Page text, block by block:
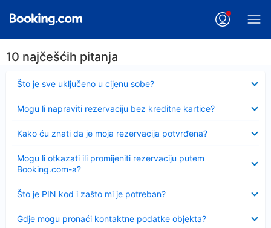
10 najčešćih pitanja
Što je sve uključeno u cijenu sobe?
Sažeto
Mogu li napraviti rezervaciju bez kreditne kartice?
Kako ću znati da je moja rezervacija potvrđena?
Mogu li otkazati ili promijeniti rezervaciju putem
Booking.com-a?
Što je PIN kod i zašto mi je potreban?
Sažeto
Gdje mogu pronaći kontaktne podatke objekta?